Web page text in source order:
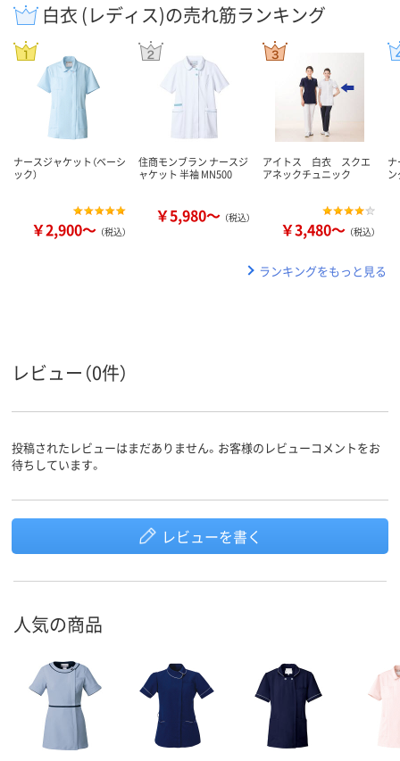
白衣 (レディス)の売れ筋ランキング
ナースジャケット（ベーシ
ック）
￥2,900～ （税込）
住商モンブラン ナースジ
ャケット 半袖 MN500
￥5,980～ （税込）
アイトス 白衣 スクエ
アネックチュニック
￥3,480～ （税込）
ナ
ン
ランキングをもっと見る
レビュー（0件）
投稿されたレビューはまだありません。お客様のレビューコメントをお
待ちしています。
レビューを書く
人気の商品